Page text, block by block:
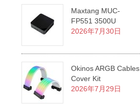
Maxtang MUC-
FP551 3500U
2026年7月30日
Okinos ARGB Cables
Cover Kit
2026年7月29日